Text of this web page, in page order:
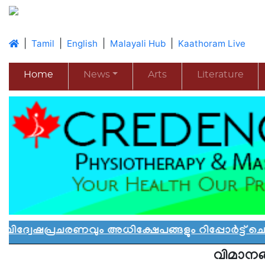
|Tamil English Malayali Hub Kaathoram Live
Home News Arts Literature
അധിക്ഷേപങ്ങളും റിപ്പോർട്ട് ചെയ്യാൻ